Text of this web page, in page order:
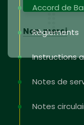
Accord de
Règlements
Instructions
Notes de
Notes
Non, merci